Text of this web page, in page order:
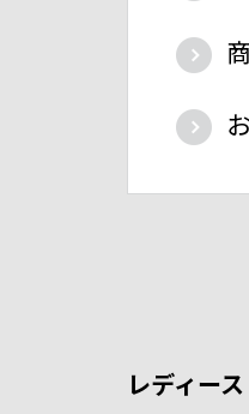
レディース